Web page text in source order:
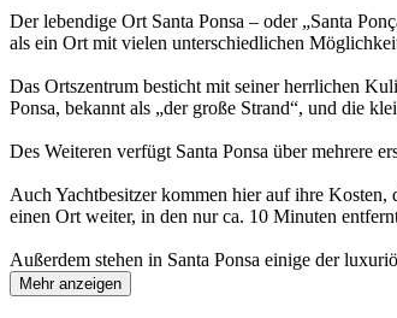
Der lebendige Ort Santa Ponsa – oder „Santa
als ein Ort mit vielen unterschiedlichen
Das Ortszentrum besticht mit seiner herrlichen
Ponsa, bekannt als „der große Strand“, und die
Des Weiteren verfügt Santa Ponsa über mehrere
Auch Yachtbesitzer kommen hier auf ihre Kosten,
einen Ort weiter, in den nur ca. 10 Minuten
Außerdem stehen in Santa Ponsa einige der
Mehr anzeigen